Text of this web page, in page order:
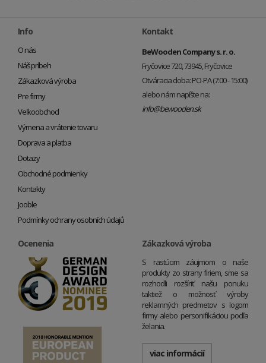
Info
O nás
Náš príbeh
Zákazková výroba
Pre firmy
Veľkoobchod
Výmena a vrátenie tovaru
Doprava a platba
Dotazy
Obchodné podmienky
Kontakty
Jooble
Podmínky ochrany osobních údajů
Kontakt
BeWooden Company s. r. o.
Fryčovice 720, 73945, Fryčovice
Otváracia doba: PO-PA (7:00 - 15:00)
alebo nám napíšte na:
info@bewooden.sk
Ocenenia Zákazková výroba
S rastúcim záujmom o naše
produkty zo strany firiem, sme sa
rozhodli rozšíriť našu ponuku
taktiež o možnosť výroby
reklamných predmetov s logom
firmy alebo personifikáciou podľa
želania.
viac informácií